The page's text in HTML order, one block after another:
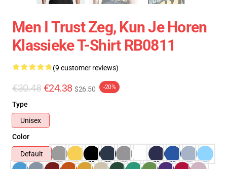
Men I Trust Zeg, Kun Je Horen
Klassieke T-Shirt RB0811
(9 customer reviews)
€30.48 €24.38 $26.50 -20%
Type
Unisex
Color
Default